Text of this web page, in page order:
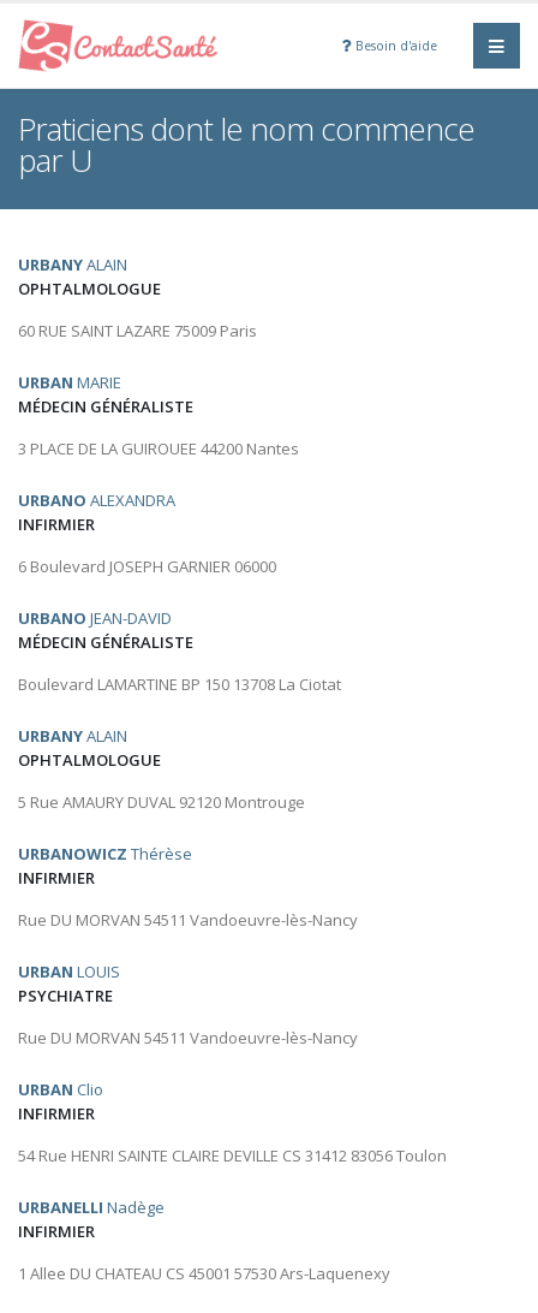
Besoin d'aide
Praticiens dont le nom commence
par U
URBANYALAIN
OPHTALMOLOGUE
60 RUE SAINT LAZARE 75009 Paris
URBAN MARIE
MÉDECIN GÉNÉRALISTE
3 PLACE DE LA GUIROUEE 44200 Nantes
URBANO ALEXANDRA
INFIRMIER
6 Boulevard JOSEPH GARNIER 06000
URBANO JEAN-DAVID
MÉDECIN GÉNÉRALISTE
Boulevard LAMARTINE BP 150 13708 La Ciotat
URBANYALAIN
OPHTALMOLOGUE
5 Rue AMAURY DUVAL 92120 Montrouge
URBANOWICZ Thérèse
INFIRMIER
Rue DU MORVAN 54511 Vandoeuvre-lès-Nancy
URBAN LOUIS
PSYCHIATRE
Rue DU MORVAN 54511 Vandoeuvre-lès-Nancy
URBAN Clio
INFIRMIER
54 Rue HENRI SAINTE CLAIRE DEVILLE CS 31412 83056 Toulon
URBANELLI Nadège
INFIRMIER
1 Allee DU CHATEAU CS 45001 57530 Ars-Laquenexy